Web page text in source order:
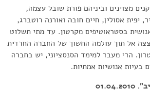
מצוינים וביניהם פורת שובל עצמה,
יפית אסולין, חיים חובה ואורנה רוטברג,
בסטראוטיפים מקרטון. עד מתי תשלוט
אל תוך עולמה החשוך של החברה החרדית
הרי מעבר למימד הסנסציוני, יש בחברה
בעיות אנושיות אמתיות.